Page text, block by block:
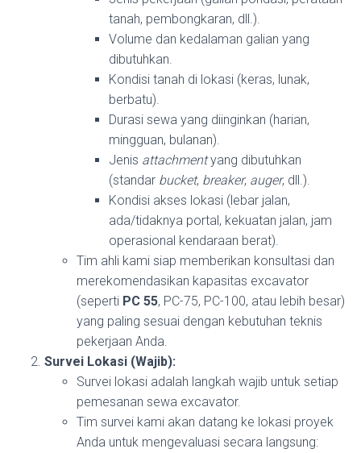
tanah, pembongkaran, dll.).
Volume dan kedalaman galian yang
dibutuhkan.
Kondisi tanah di lokasi (keras, lunak,
berbatu).
Durasi sewa yang diinginkan (harian,
mingguan, bulanan).
Jenis attachmentyang dibutuhkan
(standar bucket, breaker, auger, dll.).
Kondisi akses lokasi (lebar jalan,
ada/tidaknya portal, kekuatan jalan, jam
operasional kendaraan berat).
Tim ahli kami siap memberikan konsultasi dan
merekomendasikan kapasitas excavator
(seperti PC 55, PC-75, PC-100, atau lebih besar)
yang paling sesuai dengan kebutuhan teknis
pekerjaan Anda.
Survei Lokasi (Wajib):
Survei lokasi adalah langkah wajib untuk setiap
pemesanan sewa excavator.
Tim survei kami akan datang ke lokasi proyek
Anda untuk mengevaluasi secara langsung: